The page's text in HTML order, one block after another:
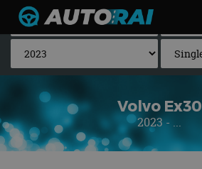
Autonieuws
Podcast
Autotests
Automerken
Adverteren
Volvo Ex30
2023 - ...